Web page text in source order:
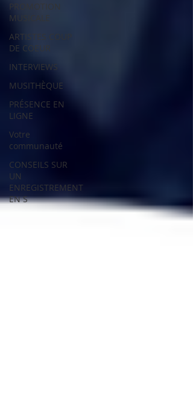
PROMOTION
MUSICALE
ARTISTES COUP
DE COEUR
INTERVIEWS
MUSITHÈQUE
PRÉSENCE EN
LIGNE
Votre
communauté
CONSEILS SUR
UN
ENREGISTREMENT
EN S